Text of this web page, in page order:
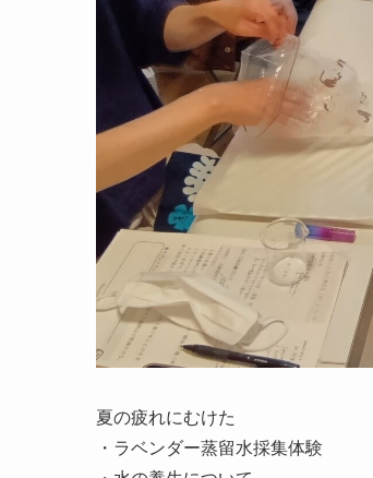
夏の疲れにむけた
・ラベンダー蒸留水採集体験